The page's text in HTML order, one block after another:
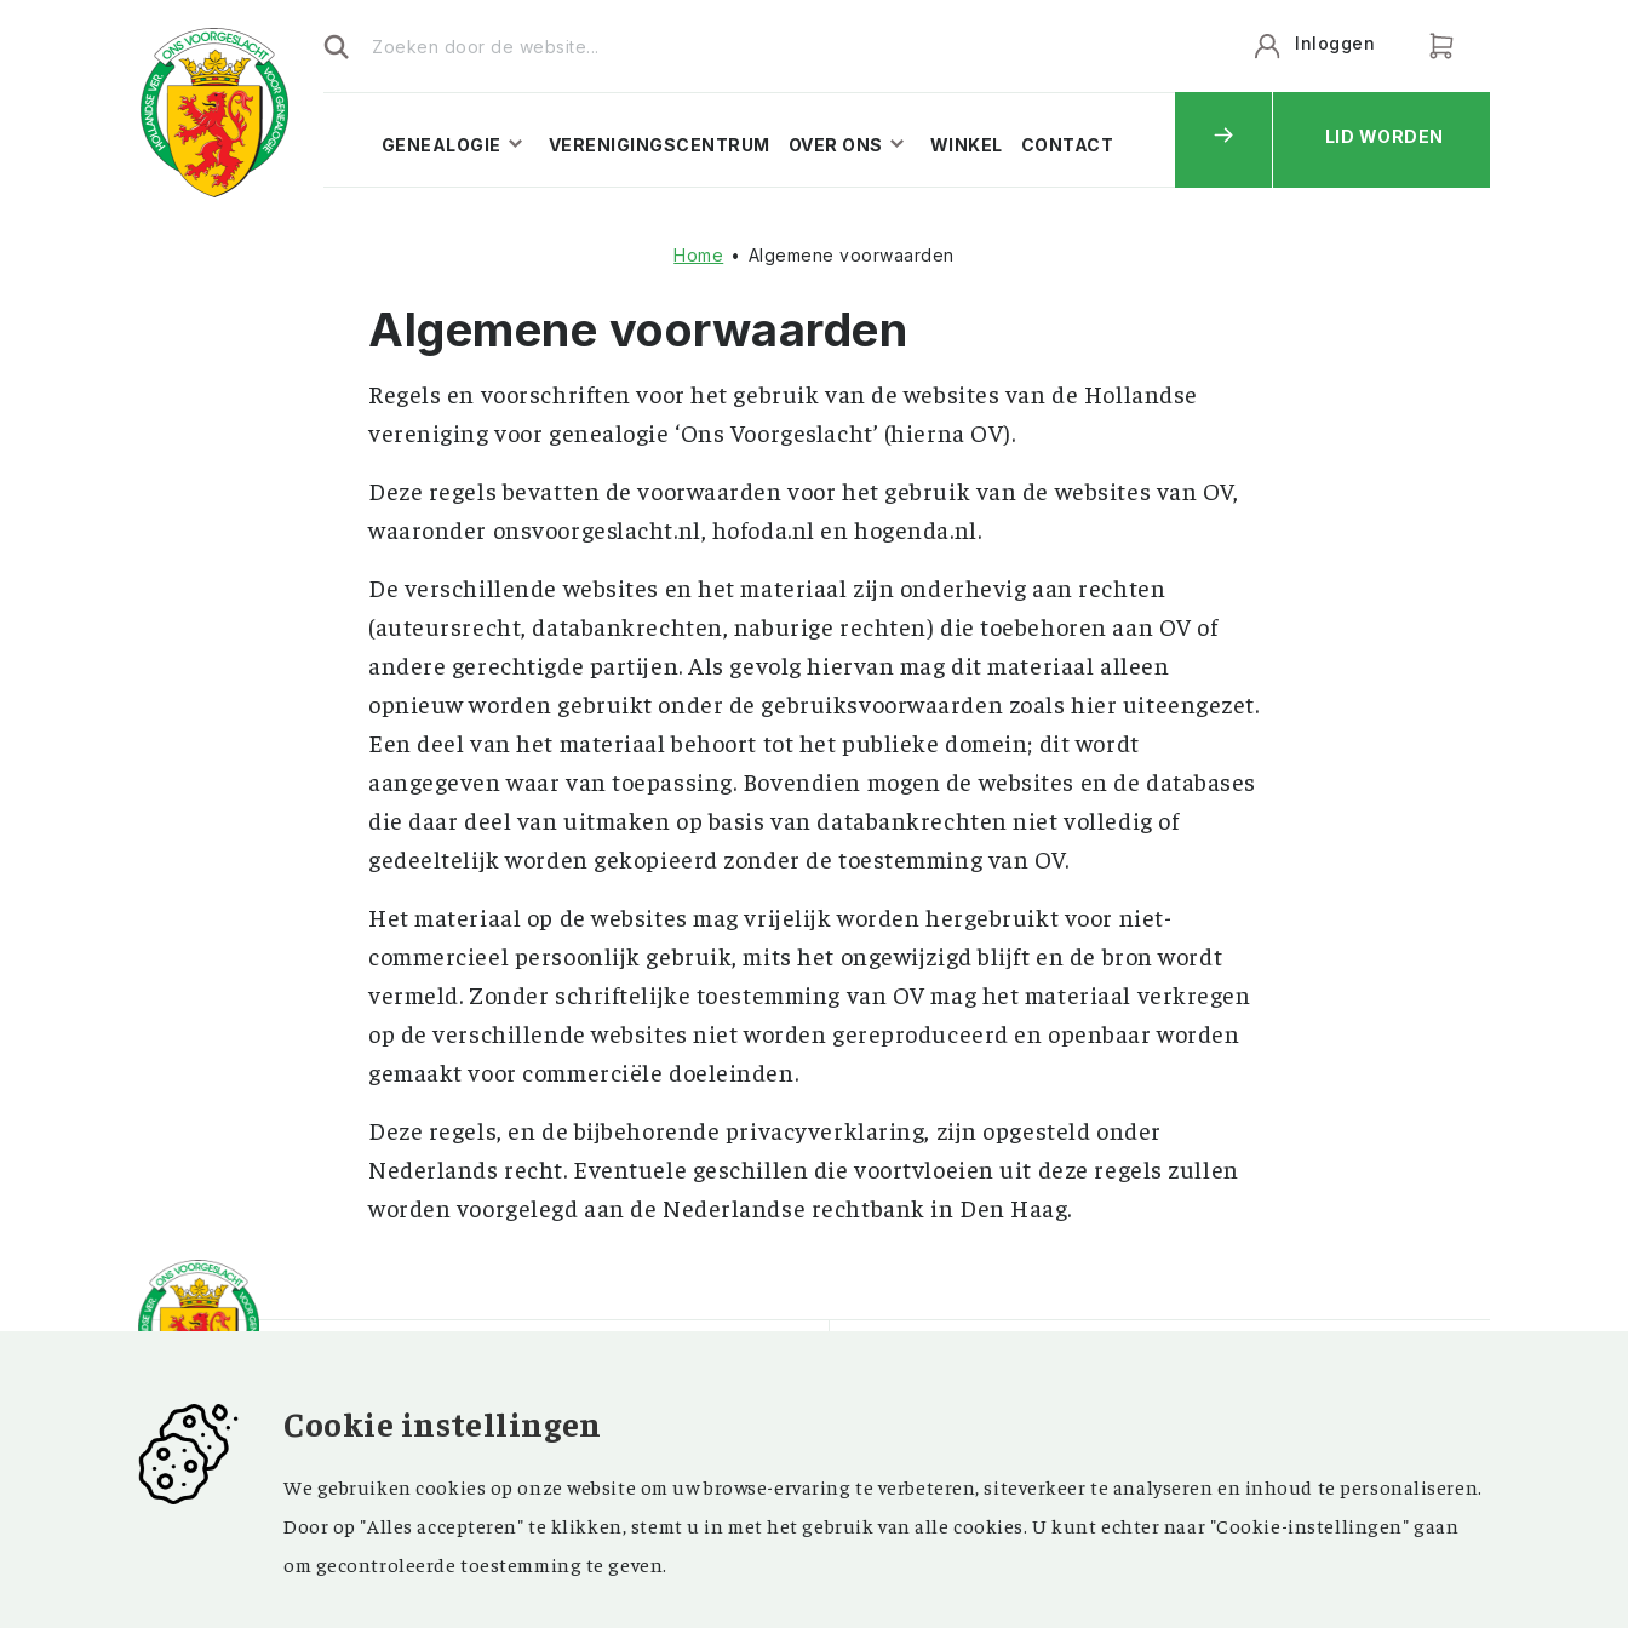
naar:
GENEALOGIE VERENIGINGSCENTRUM OVER ONS WINKEL CONTACT
Inloggen
LID WORDEN
Home • Algemene voorwaarden
Algemene voorwaarden
Regels en voorschriften voor het gebruik van de websites van de Hollandse
vereniging voor genealogie ‘Ons Voorgeslacht’ (hierna OV).
Deze regels bevatten de voorwaarden voor het gebruik van de websites van OV,
waaronder onsvoorgeslacht.nl, hofoda.nl en hogenda.nl.
De verschillende websites en het materiaal zijn onderhevig aan rechten
(auteursrecht, databankrechten, naburige rechten) die toebehoren aan OV of
andere gerechtigde partijen. Als gevolg hiervan mag dit materiaal alleen
opnieuw worden gebruikt onder de gebruiksvoorwaarden zoals hier uiteengezet.
Een deel van het materiaal behoort tot het publieke domein; dit wordt
aangegeven waar van toepassing. Bovendien mogen de websites en de databases
die daar deel van uitmaken op basis van databankrechten niet volledig of
gedeeltelijk worden gekopieerd zonder de toestemming van OV.
Het materiaal op de websites mag vrijelijk worden hergebruikt voor niet-
commercieel persoonlijk gebruik, mits het ongewijzigd blijft en de bron wordt
vermeld. Zonder schriftelijke toestemming van OV mag het materiaal verkregen
op de verschillende websites niet worden gereproduceerd en openbaar worden
gemaakt voor commerciële doeleinden.
Deze regels, en de bijbehorende privacyverklaring, zijn opgesteld onder
Nederlands recht. Eventuele geschillen die voortvloeien uit deze regels zullen
worden voorgelegd aan de Nederlandse rechtbank in Den Haag.
OVER OV
CONTACT
Contact
Bezoekadres
FACEBOOK
oprichting in 1946 zijn de inspirerende artikelen
in ons maandblad en meer dan 15.000 bestanden
Cookie instellingen
We gebruiken cookies op onze website om uw browse-ervaring te verbeteren, siteverkeer te analyseren en inhoud te personaliseren.
Door op "Alles accepteren" te klikken, stemt u in met het gebruik van alle cookies. U kunt echter naar "Cookie-instellingen" gaan
om gecontroleerde toestemming te geven.